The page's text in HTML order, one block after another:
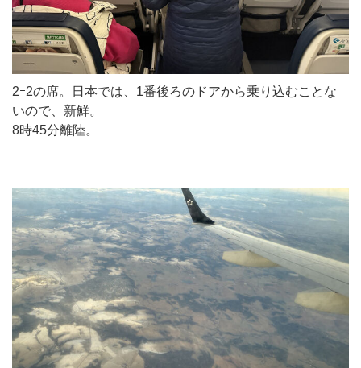
2ｰ2の席。日本では、1番後ろのドアから乗り込むことな
いので、新鮮。
8時45分離陸。